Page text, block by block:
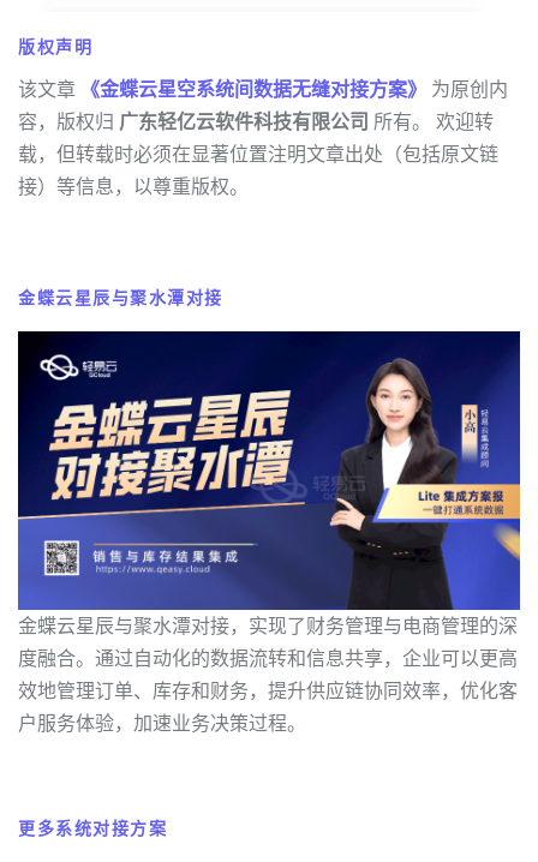
版权声明
该文章 《金蝶云星空系统间数据无缝对接方案》 为原创内
容，版权归 广东轻亿云软件科技有限公司 所有。 欢迎转
载，但转载时必须在显著位置注明文章出处（包括原文链
接）等信息，以尊重版权。
金蝶云星辰与聚水潭对接
金蝶云星辰与聚水潭对接，实现了财务管理与电商管理的深
度融合。通过自动化的数据流转和信息共享，企业可以更高
效地管理订单、库存和财务，提升供应链协同效率，优化客
户服务体验，加速业务决策过程。
更多系统对接方案